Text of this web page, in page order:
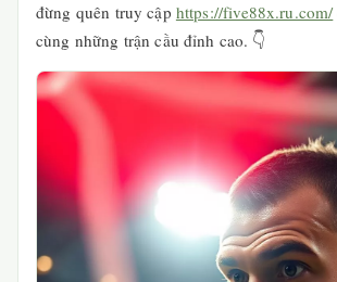
đừng quên truy cập https://five88x.ru.com/
cùng những trận cầu đỉnh cao. 👇